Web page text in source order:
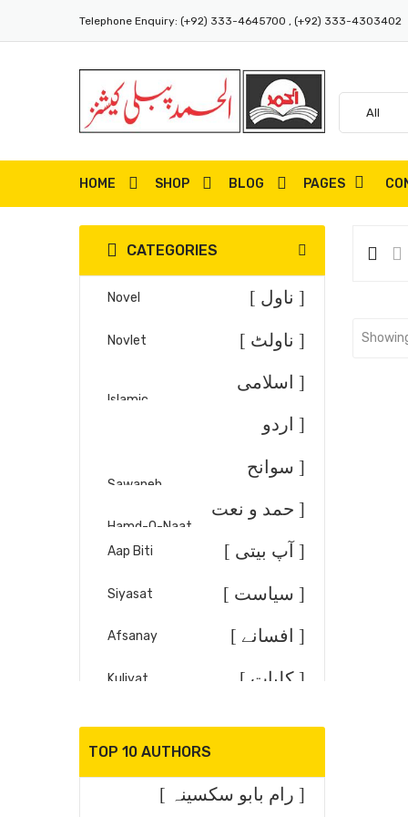
Telephone Enquiry: (+92) 333-4645700 , (+92) 333-4303402
HOME SHOP BLOG PAGES
CATEGORIES
Novel [ ناول ]
Novlet [ ناولٹ ]
Islamic
[ اسلامی
کتب ]
[ اردو
کلاسیکی
Sawaneh
[ سوانح
عمری ]
Hamd-O-Naat
[ حمد و نعت
]
Aap Biti [ آپ بیتی ]
Siyasat [ سیاست ]
Afsanay [ افسانے ]
Kuliyat [ کلیات ]
Shayari
شاعری ]
[ مصطفے
TOP 10 AUTHORS
[ رام بابو سکسینہ ]